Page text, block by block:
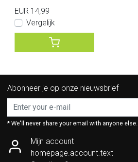
EUR 14,99
Vergelijk
Abonneer je op onze nieuwsbrief
* We'll never share your email with anyone else.
Mijn account
homepage.account.text